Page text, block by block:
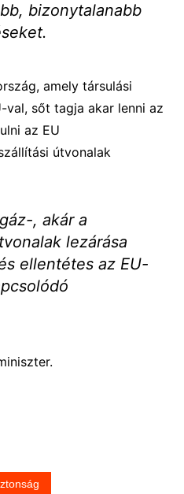
bizonytalanabb
amely társulási
val, sőt tagja akar lenni az
az EU
útvonalak
, akár a
lezárása
ellentétes az EU-